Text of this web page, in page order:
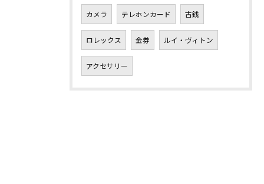
カメラ テレホンカード 古銭
ロレックス 金券 ルイ・ヴィトン
アクセサリー